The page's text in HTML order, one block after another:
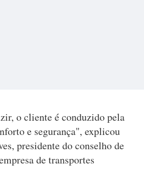
o cliente é conduzido pela
e segurança", explicou
presidente do conselho de
de transportes